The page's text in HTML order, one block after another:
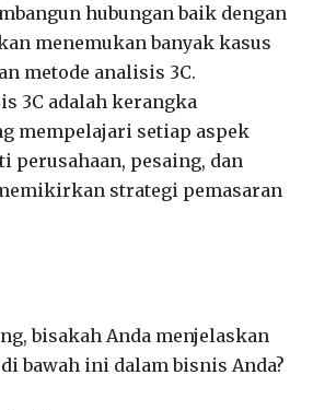
hubungan baik dengan
menemukan banyak kasus
metode analisis 3C.
3C adalah kerangka
mempelajari setiap aspek
perusahaan, pesaing, dan
strategi pemasaran
bisakah Anda menjelaskan
bawah ini dalam bisnis Anda?